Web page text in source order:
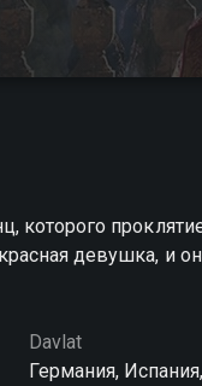
которого
девушка, и
Davlat
Германия,